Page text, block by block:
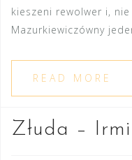
kieszeni rewolwer i, nie
Mazurkiewiczówny
READ MORE
Złuda –